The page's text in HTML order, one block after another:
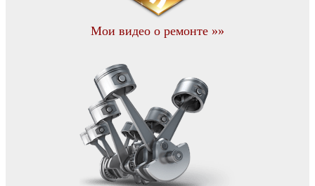
Мои видео о ремонте »»